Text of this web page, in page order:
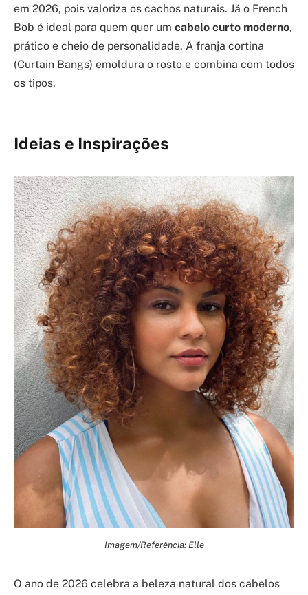
em 2026, pois valoriza os cachos naturais. Já o French
Bob é ideal para quem quer um cabelo curto moderno,
prático e cheio de personalidade. A franja cortina
(Curtain Bangs) emoldura o rosto e combina com todos
os tipos.
Ideias e Inspirações
Imagem/Referência: Elle
O ano de 2026 celebra a beleza natural dos cabelos